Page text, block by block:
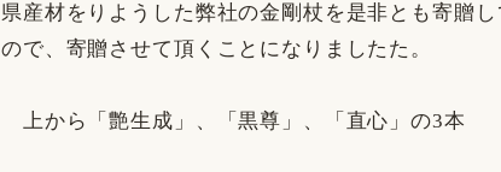
県産材をりようした弊社の金剛杖を是非とも寄贈
ので、寄贈させて頂くことになりましたた。
上から「艶生成」、「黒尊」、「直心」の3本